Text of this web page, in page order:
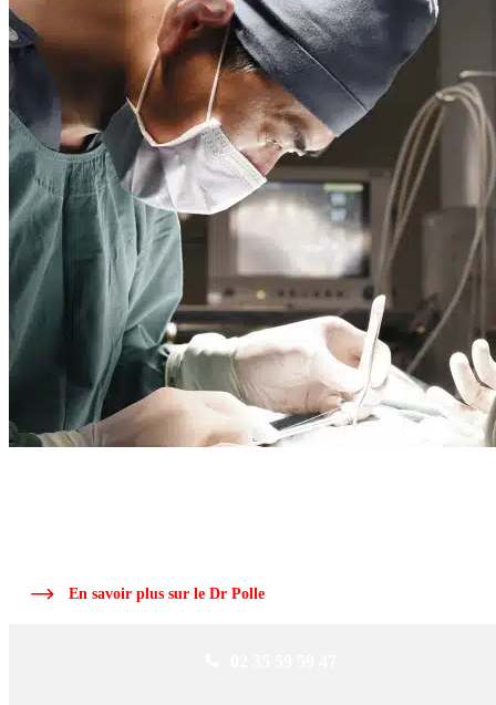
En savoir plus sur le Dr Polle